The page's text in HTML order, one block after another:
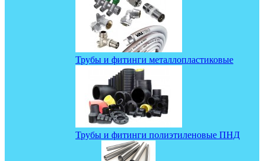
Трубы и фитинги металлопластиковые
Трубы и фитинги полиэтиленовые ПНД